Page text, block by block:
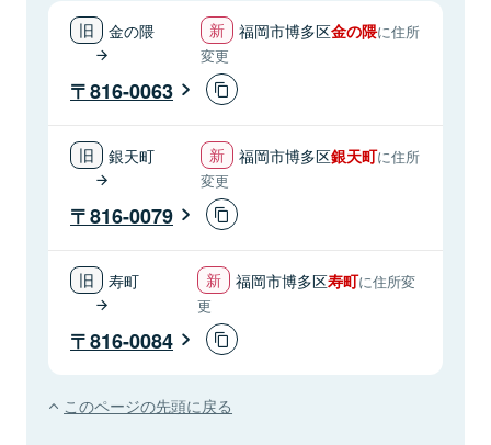
金の隈 福岡市博多区金の隈に住所
変更
816-0063
銀天町 福岡市博多区銀天町に住所
変更
816-0079
寿町 福岡市博多区寿町に住所変
更
816-0084
このページの先頭に戻る